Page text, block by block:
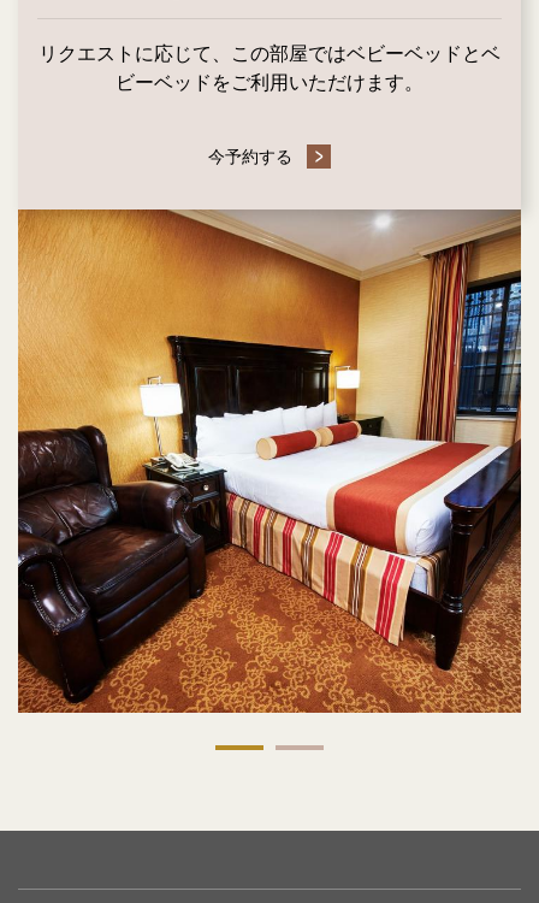
リクエストに応じて、この部屋ではベビーベッドとベ
ビーベッドをご利用いただけます。
今予約する